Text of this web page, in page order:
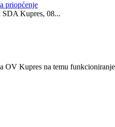
priopćenje
Kupres, 08...
OV Kupres na temu